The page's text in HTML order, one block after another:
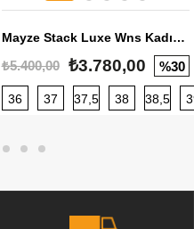
40 40,5 41 42 42,5
Mayze Stack Luxe Wns Kadın Sneaker
₺5.400,00 ₺3.780,00 %30
36 37 37,5 38 38,5